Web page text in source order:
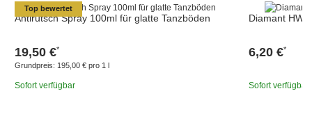
Top bewertet
Antirutsch Spray 100ml für glatte Tanzböden
19,50 €*
Grundpreis: 195,00 € pro 1 l
Sofort verfügbar
Diamant
6,20 €*
Sofort verfügbar